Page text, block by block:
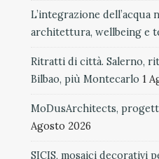
L’integrazione dell’acqua
architettura, wellbeing e
Ritratti di città. Salerno,
Bilbao, più Montecarlo 1
MoDusArchitects,
Agosto 2026
SICIS, mosaici decorativi